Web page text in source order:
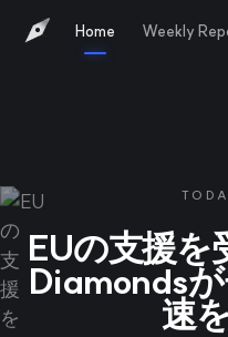
Home Weekly
EUの支援
Diamonds
速